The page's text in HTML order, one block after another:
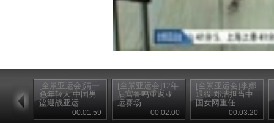
[全景亚运会]清一
色年轻人 中国男
篮迎战亚运
00:01:59
[全景亚运会]12年
后宫鲁鸣重返亚
运赛场
00:02:00
[全景亚运会]李娜
退役 郑洁担当中
国女网重任
00:03:20